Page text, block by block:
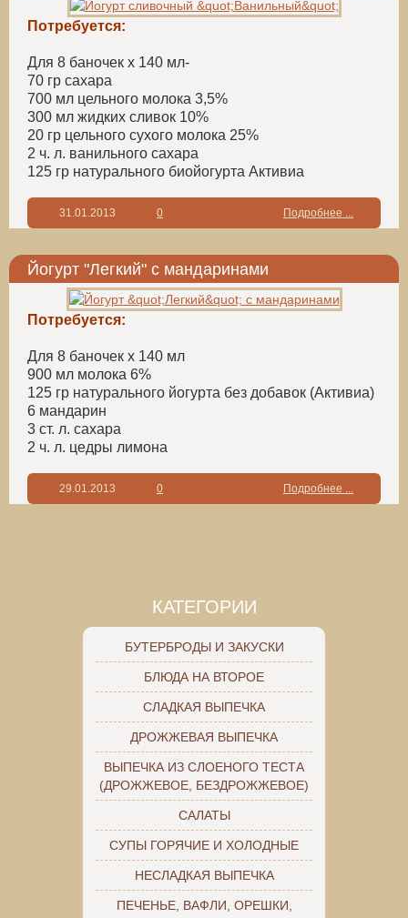
Потребуется:
Для 8 баночек х 140 мл-
70 гр сахара
700 мл цельного молока 3,5%
300 мл жидких сливок 10%
20 гр цельного сухого молока 25%
2 ч. л. ванильного сахара
125 гр натурального биойогурта Активиа
31.01.2013 0 Подробнее ...
Йогурт "Легкий" с мандаринами
Потребуется:
Для 8 баночек х 140 мл
900 мл молока 6%
125 гр натурального йогурта без добавок (Активиа)
6 мандарин
3 ст. л. сахара
2 ч. л. цедры лимона
29.01.2013 0 Подробнее ...
КАТЕГОРИИ
БУТЕРБРОДЫ И ЗАКУСКИ
БЛЮДА НА ВТОРОЕ
СЛАДКАЯ ВЫПЕЧКА
ДРОЖЖЕВАЯ ВЫПЕЧКА
ВЫПЕЧКА ИЗ СЛОЕНОГО ТЕСТА
(ДРОЖЖЕВОЕ, БЕЗДРОЖЖЕВОЕ)
САЛАТЫ
СУПЫ ГОРЯЧИЕ И ХОЛОДНЫЕ
НЕСЛАДКАЯ ВЫПЕЧКА
ПЕЧЕНЬЕ, ВАФЛИ, ОРЕШКИ,